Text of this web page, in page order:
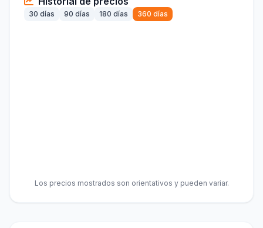
30 días 90 días 180 días 360 días
Los precios mostrados son orientativos y pueden variar.